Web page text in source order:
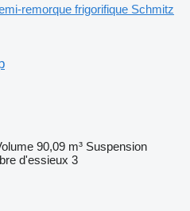
remorque frigorifique Schmitz
90,09 m³ Suspension
d'essieux 3